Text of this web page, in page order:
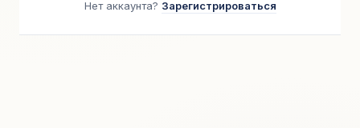
Нет аккаунта? Зарегистрироваться